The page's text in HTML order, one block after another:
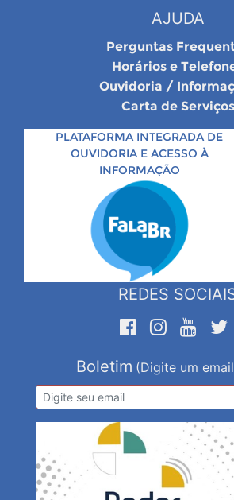
AJUDA
Perguntas
Horários e
Ouvidoria /
Carta de Serviços
PLATAFORMA INTEGRADA DE
OUVIDORIA E ACESSO À
INFORMAÇÃO
REDES
Boletim (Digite um